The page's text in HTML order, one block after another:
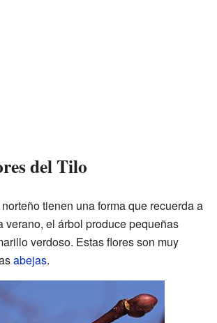
del Tilo
tienen una forma que recuerda a
verano, el árbol produce pequeñas
verdoso. Estas flores son muy
abejas.